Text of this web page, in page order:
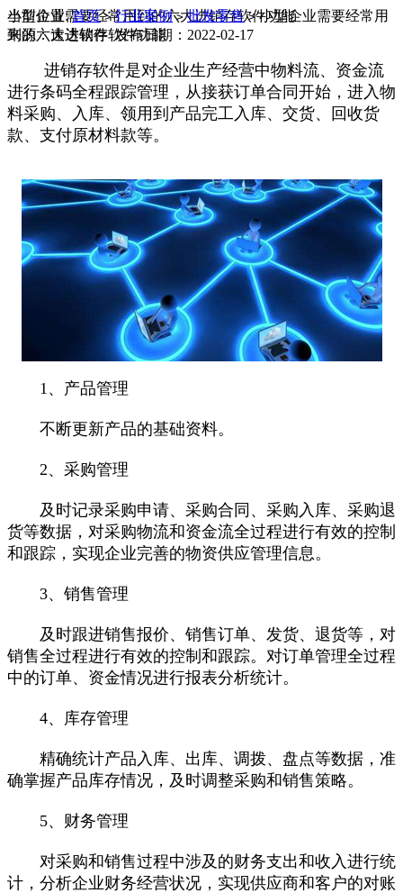
当前位置:首页 > 行业案例 > 批发零售 >小型企业需要经常用
到的六大进销存软件功能
小型企业需要经常用到的六大进销存软件功能
来源：速达软件 发布日期：2022-02-17
进销存软件是对企业生产经营中物料流、资金流
进行条码全程跟踪管理，从接获订单合同开始，进入物
料采购、入库、领用到产品完工入库、交货、回收货
款、支付原材料款等。
1、产品管理
不断更新产品的基础资料。
2、采购管理
及时记录采购申请、采购合同、采购入库、采购退
货等数据，对采购物流和资金流全过程进行有效的控制
和跟踪，实现企业完善的物资供应管理信息。
3、销售管理
及时跟进销售报价、销售订单、发货、退货等，对
销售全过程进行有效的控制和跟踪。对订单管理全过程
中的订单、资金情况进行报表分析统计。
4、库存管理
精确统计产品入库、出库、调拨、盘点等数据，准
确掌握产品库存情况，及时调整采购和销售策略。
5、财务管理
对采购和销售过程中涉及的财务支出和收入进行统
计，分析企业财务经营状况，实现供应商和客户的对账